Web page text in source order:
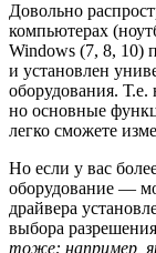
Довольно
компьютерах
Windows (7, 8, 10)
и установлен
оборудования.
но основные
легко сможете
Но если у вас
оборудование —
драйвера
выбора
тоже: например,